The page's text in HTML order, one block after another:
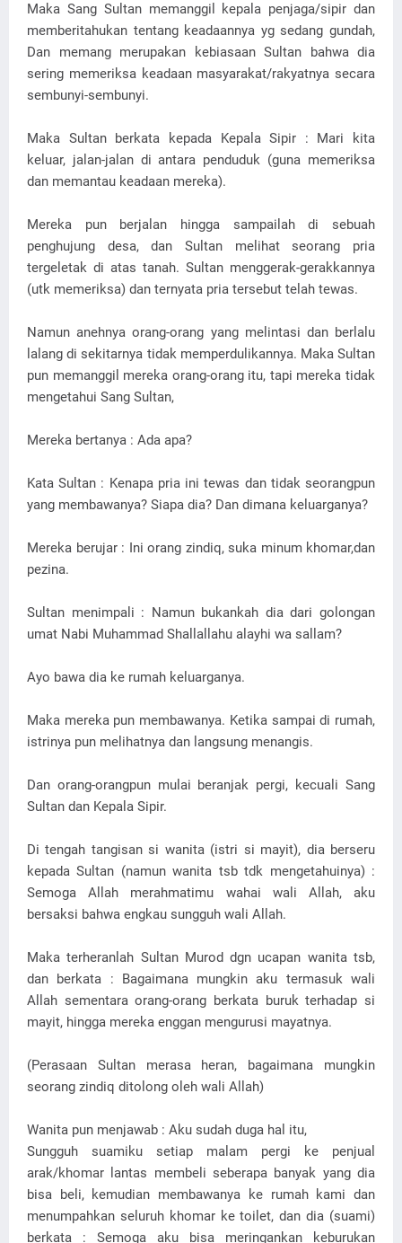
Maka Sang Sultan memanggil kepala penjaga/sipir dan
memberitahukan tentang keadaannya yg sedang gundah,
Dan memang merupakan kebiasaan Sultan bahwa dia
sering memeriksa keadaan masyarakat/rakyatnya secara
sembunyi-sembunyi.
Maka Sultan berkata kepada Kepala Sipir : Mari kita
keluar, jalan-jalan di antara penduduk (guna memeriksa
dan memantau keadaan mereka).
Mereka pun berjalan hingga sampailah di sebuah
penghujung desa, dan Sultan melihat seorang pria
tergeletak di atas tanah. Sultan menggerak-gerakkannya
(utk memeriksa) dan ternyata pria tersebut telah tewas.
Namun anehnya orang-orang yang melintasi dan berlalu
lalang di sekitarnya tidak memperdulikannya. Maka Sultan
pun memanggil mereka orang-orang itu, tapi mereka tidak
mengetahui Sang Sultan,
Mereka bertanya : Ada apa?
Kata Sultan : Kenapa pria ini tewas dan tidak seorangpun
yang membawanya? Siapa dia? Dan dimana keluarganya?
Mereka berujar : Ini orang zindiq, suka minum khomar,dan
pezina.
Sultan menimpali : Namun bukankah dia dari golongan
umat Nabi Muhammad Shallallahu alayhi wa sallam?
Ayo bawa dia ke rumah keluarganya.
Maka mereka pun membawanya. Ketika sampai di rumah,
istrinya pun melihatnya dan langsung menangis.
Dan orang-orangpun mulai beranjak pergi, kecuali Sang
Sultan dan Kepala Sipir.
Di tengah tangisan si wanita (istri si mayit), dia berseru
kepada Sultan (namun wanita tsb tdk mengetahuinya) :
Semoga Allah merahmatimu wahai wali Allah, aku
bersaksi bahwa engkau sungguh wali Allah.
Maka terheranlah Sultan Murod dgn ucapan wanita tsb,
dan berkata : Bagaimana mungkin aku termasuk wali
Allah sementara orang-orang berkata buruk terhadap si
mayit, hingga mereka enggan mengurusi mayatnya.
(Perasaan Sultan merasa heran, bagaimana mungkin
seorang zindiq ditolong oleh wali Allah)
Wanita pun menjawab : Aku sudah duga hal itu,
Sungguh suamiku setiap malam pergi ke penjual
arak/khomar lantas membeli seberapa banyak yang dia
bisa beli, kemudian membawanya ke rumah kami dan
menumpahkan seluruh khomar ke toilet, dan dia (suami)
berkata : Semoga aku bisa meringankan keburukan